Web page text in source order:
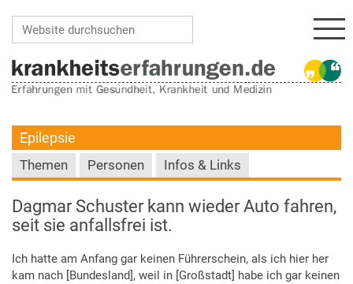
Epilepsie
Themen Personen Infos & Links
Dagmar Schuster kann wieder Auto fahren,
seit sie anfallsfrei ist.
Ich hatte am Anfang gar keinen Führerschein, als ich hier her
kam nach [Bundesland], weil in [Großstadt] habe ich gar keinen